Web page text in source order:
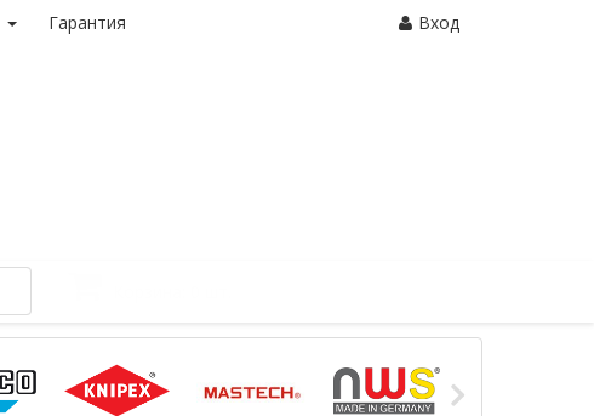
Гарантия Вход